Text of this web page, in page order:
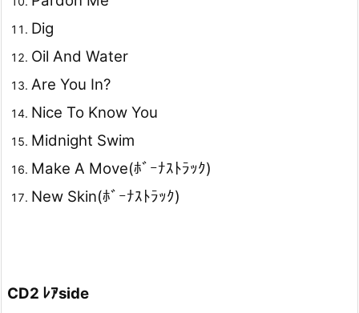
Dig
Oil And Water
Are You In?
Nice To Know You
Midnight Swim
Make A Move(ﾎﾞｰﾅｽﾄﾗｯｸ)
New Skin(ﾎﾞｰﾅｽﾄﾗｯｸ)
CD2 ﾚｱside